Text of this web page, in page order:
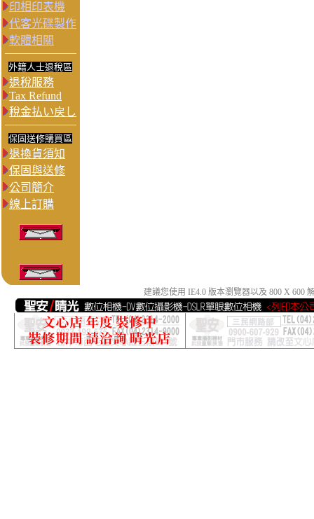
印相印表機
代客光碟製作
軟體相關
外籍人士退稅區
退稅服務
Tax Refund
稅金払い戻し
保固送修購買區
退換貨須知
保固與送修
公司簡介
線上訂購
建議您使用 IE4.0 版本瀏覽器以及 800 X 600